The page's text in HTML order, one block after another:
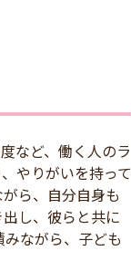
など、働く人のラ
やりがいを持って
ら、自分自身も
し、彼らと共に
ながら、子ども